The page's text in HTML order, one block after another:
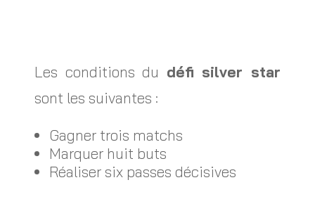
Les conditions du défi silver star
sont les suivantes :
Gagner trois matchs
Marquer huit buts
Réaliser six passes décisives